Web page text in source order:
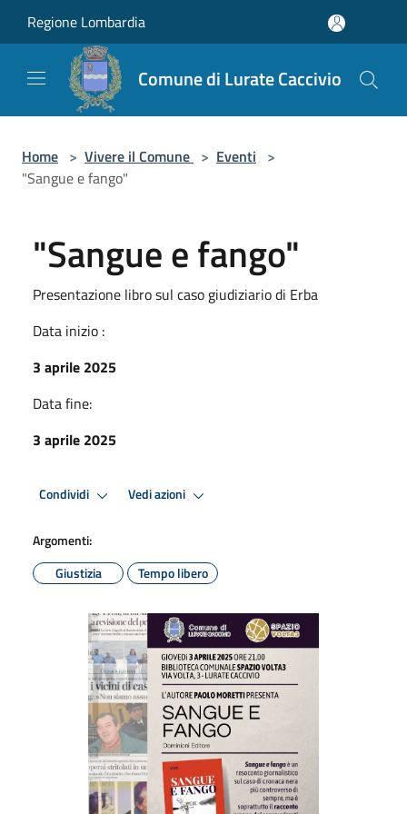
Regione Lombardia
Comune di Lurate Caccivio
Home > Vivere il Comune > Eventi >
"Sangue e fango"
"Sangue e fango"
Presentazione libro sul caso giudiziario di Erba
Data inizio :
3 aprile 2025
Data fine:
3 aprile 2025
Condividi Vedi azioni
Argomenti:
Giustizia
Tempo libero